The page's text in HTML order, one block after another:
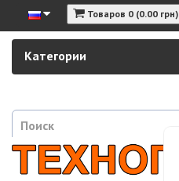
Товаров 0 (0.00 грн)
Категории